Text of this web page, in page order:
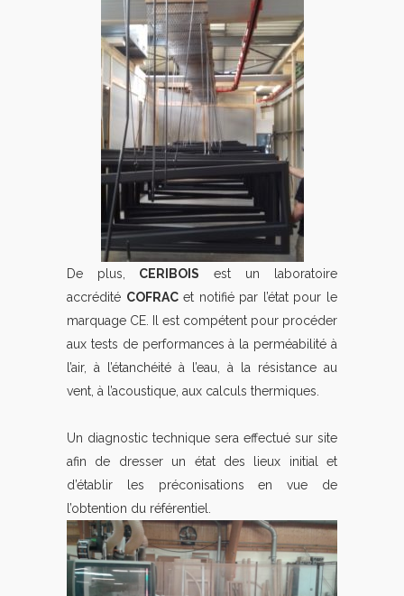
De plus, CERIBOIS est un laboratoire
accrédité COFRAC et notifié par l’état pour le
marquage CE. Il est compétent pour procéder
aux tests de performances à la perméabilité à
l’air, à l’étanchéité à l’eau, à la résistance au
vent, à l’acoustique, aux calculs thermiques.
Un diagnostic technique sera effectué sur site
afin de dresser un état des lieux initial et
d’établir les préconisations en vue de
l’obtention du référentiel.